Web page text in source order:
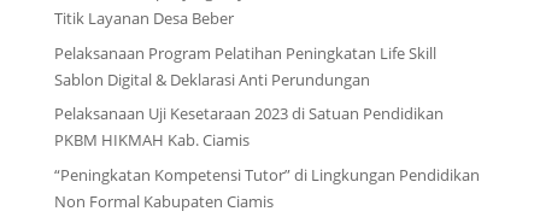
Titik Layanan Desa Beber
Pelaksanaan Program Pelatihan Peningkatan Life Skill
Sablon Digital & Deklarasi Anti Perundungan
Pelaksanaan Uji Kesetaraan 2023 di Satuan Pendidikan
PKBM HIKMAH Kab. Ciamis
“Peningkatan Kompetensi Tutor” di Lingkungan Pendidikan
Non Formal Kabupaten Ciamis